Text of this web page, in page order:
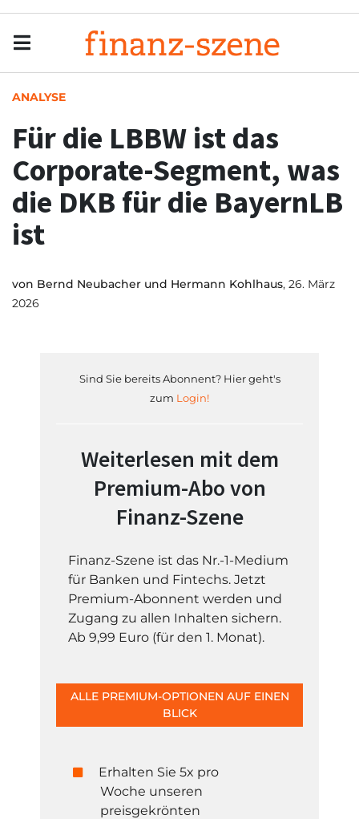
ANALYSE
Für die LBBW ist das
Corporate-Segment, was
die DKB für die BayernLB
ist
von Bernd Neubacher und Hermann Kohlhaus, 26. März
2026
Sind Sie bereits Abonnent? Hier geht's
zum Login!
Weiterlesen mit dem
Premium-Abo von
Finanz-Szene
Finanz-Szene ist das Nr.-1-Medium
für Banken und Fintechs. Jetzt
Premium-Abonnent werden und
Zugang zu allen Inhalten sichern.
Ab 9,99 Euro (für den 1. Monat).
ALLE PREMIUM-OPTIONEN AUF EINEN
BLICK
Erhalten Sie 5x pro
Woche unseren
preisgekrönten